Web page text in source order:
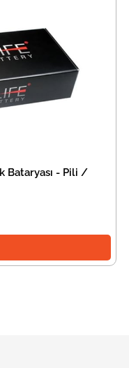
Bataryası - Pili /